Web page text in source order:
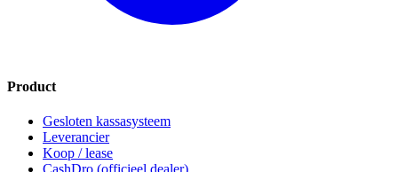
Product
Gesloten kassasysteem
Leverancier
Koop / lease